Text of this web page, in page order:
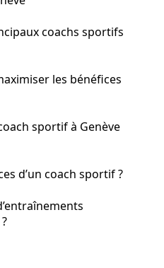
coachs sportifs
les bénéfices
sportif à Genève
d’un coach sportif ?